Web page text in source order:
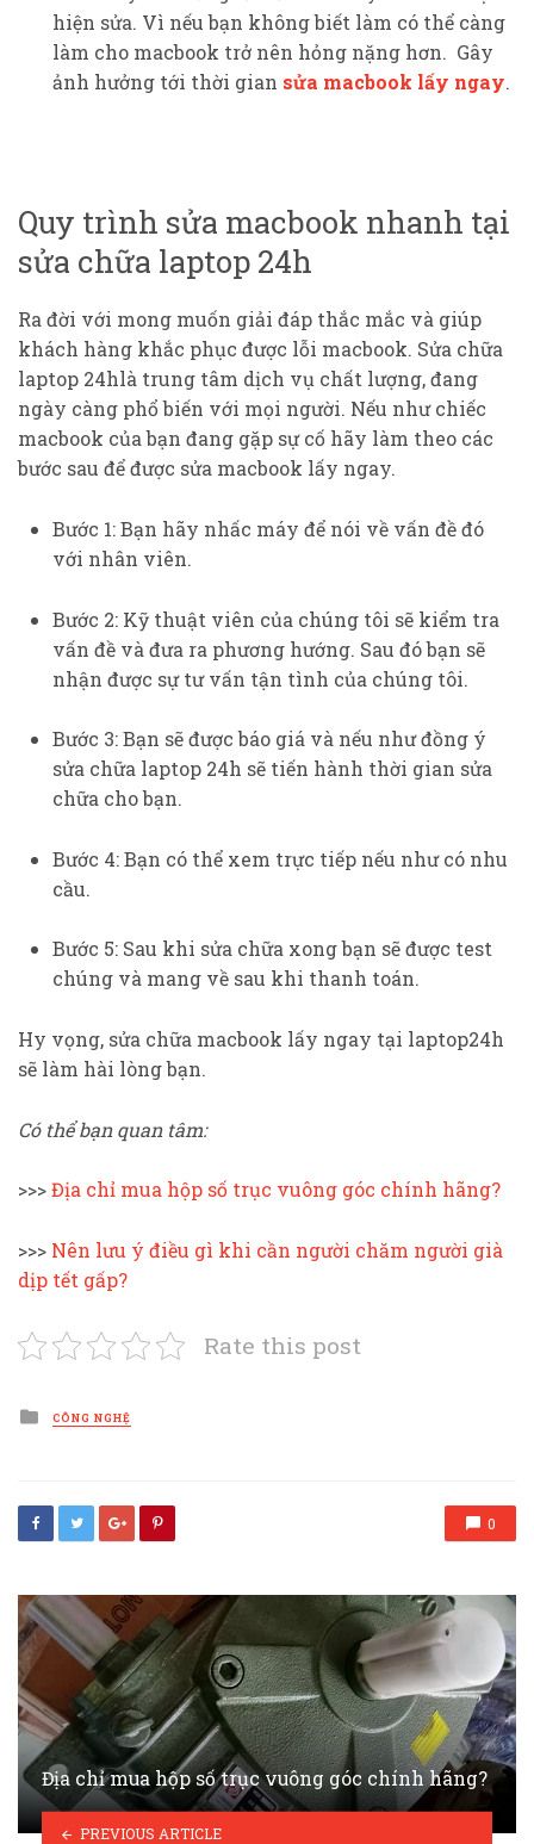
hiện sửa. Vì nếu bạn không biết làm có thể càng
làm cho macbook trở nên hỏng nặng hơn. Gây
ảnh hưởng tới thời gian sửa macbook lấy ngay.
Quy trình sửa macbook nhanh tại
sửa chữa laptop 24h
Ra đời với mong muốn giải đáp thắc mắc và giúp
khách hàng khắc phục được lỗi macbook. Sửa chữa
laptop 24hlà trung tâm dịch vụ chất lượng, đang
ngày càng phổ biến với mọi người. Nếu như chiếc
macbook của bạn đang gặp sự cố hãy làm theo các
bước sau để được sửa macbook lấy ngay.
Bước 1: Bạn hãy nhấc máy để nói về vấn đề đó
với nhân viên.
Bước 2: Kỹ thuật viên của chúng tôi sẽ kiểm tra
vấn đề và đưa ra phương hướng. Sau đó bạn sẽ
nhận được sự tư vấn tận tình của chúng tôi.
Bước 3: Bạn sẽ được báo giá và nếu như đồng ý
sửa chữa laptop 24h sẽ tiến hành thời gian sửa
chữa cho bạn.
Bước 4: Bạn có thể xem trực tiếp nếu như có nhu
cầu.
Bước 5: Sau khi sửa chữa xong bạn sẽ được test
chúng và mang về sau khi thanh toán.
Hy vọng, sửa chữa macbook lấy ngay tại laptop24h
sẽ làm hài lòng bạn.
Có thể bạn quan tâm:
>>>Địa chỉ mua hộp số trục vuông góc chính hãng?
>>> Nên lưu ý điều gì khi cần người chăm người già
dịp tết gấp?
Rate this post
Posted
in
CÔNG NGHỆ
0
Địa chỉ mua hộp số trục vuông góc chính hãng?
PREVIOUS ARTICLE